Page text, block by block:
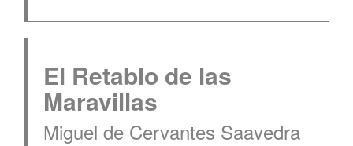
El Retablo de las
Maravillas
Miguel de Cervantes Saavedra